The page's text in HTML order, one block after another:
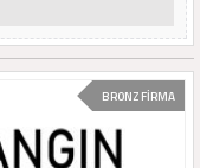
BRONZ FİRMA